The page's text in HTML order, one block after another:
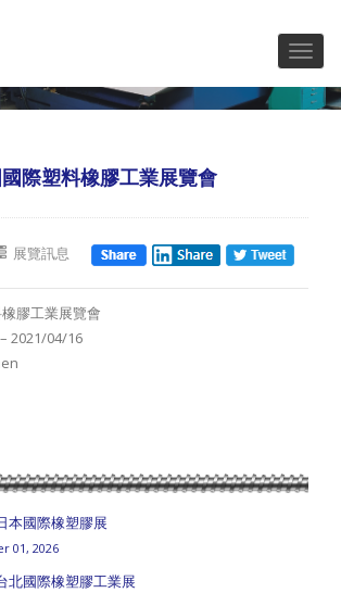
際塑料橡膠工業展覽會
展覽訊息
膠工業展覽會
2021/04/16
本國際橡塑膠展
01, 2026
北國際橡塑膠工業展